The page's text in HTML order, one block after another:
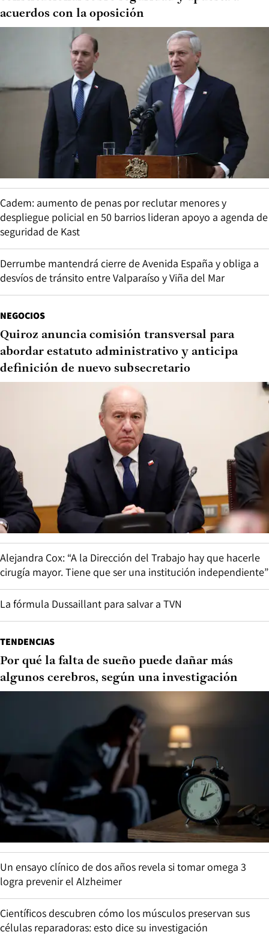
acuerdos con la oposición
Cadem: aumento de penas por reclutar menores y
despliegue policial en 50 barrios lideran apoyo a agenda de
seguridad de Kast
Derrumbe mantendrá cierre de Avenida España y obliga a
desvíos de tránsito entre Valparaíso y Viña del Mar
NEGOCIOS
Quiroz anuncia comisión transversal para
abordar estatuto administrativo y anticipa
definición de nuevo subsecretario
Alejandra Cox: “A la Dirección del Trabajo hay que hacerle
cirugía mayor. Tiene que ser una institución independiente”
La fórmula Dussaillant para salvar a TVN
TENDENCIAS
Por qué la falta de sueño puede dañar más
algunos cerebros, según una investigación
Un ensayo clínico de dos años revela si tomar omega 3
logra prevenir el Alzheimer
Científicos descubren cómo los músculos preservan sus
células reparadoras: esto dice su investigación